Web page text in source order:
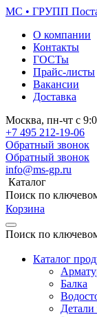
МС • ГРУПП
О компании
Контакты
ГОСТы
Прайс-листы
Вакансии
Доставка
Москва, пн-чт с
+7 495 212-19-06
Обратный звонок
Обратный звонок
info@ms-gp.ru
Каталог
Поиск по
Корзина
Поиск по
Каталог
Балка
Детали